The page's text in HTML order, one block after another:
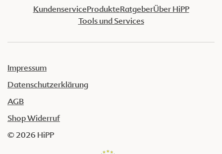
KundenserviceProdukteRatgeberÜber HiPP
Tools und Services
Impressum
Datenschutzerklärung
AGB
Shop Widerruf
© 2026 HiPP